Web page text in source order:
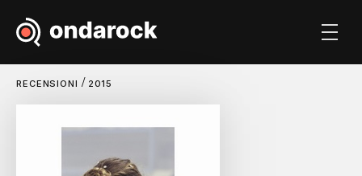
RECENSIONI / 2015